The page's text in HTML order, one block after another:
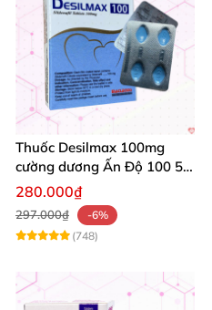
Thuốc Desilmax 100mg
cường dương Ấn Độ 100 50
mg tăng sinh lý tốt nhất
280.000₫
297.000₫
-6%
(748)